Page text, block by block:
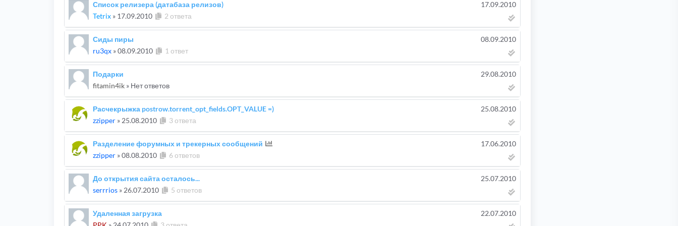
Список релизера (датабаза релизов)
Tetrix » 17.09.2010 2 ответа
17.09.2010
Сиды пиры
ru3qx »08.09.2010 1 ответ
08.09.2010
Подарки
fitamin4ik » Нет ответов
29.08.2010
Расчекрыжка postrow.torrent_opt_fields.OPT_VALUE =)
zzipper » 25.08.2010 3 ответа
25.08.2010
Разделение форумных и трекерных сообщений
zzipper »08.08.2010 6 ответов
17.06.2010
До открытия сайта осталось...
serrrios » 26.07.2010 5 ответов
25.07.2010
Удаленная загрузка
22.07.2010